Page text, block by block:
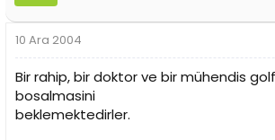
10 Ara 2004
Bir rahip, bir doktor ve bir mühendis
bosalmasini
beklemektedirler.